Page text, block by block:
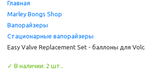
Главная
Marley Bongs Shop
Вапорайзеры
Стационарные вапорайзеры
Easy Valve Replacement Set - баллоны для
✓ В наличии: 2 шт..